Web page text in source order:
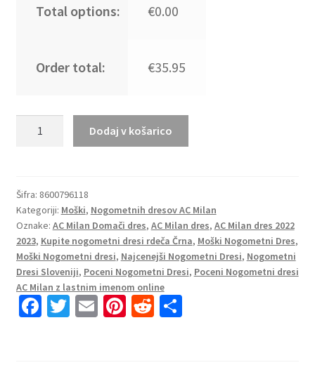
Total options: €0.00
Order total: €35.95
Milan
Gostujoči
2023
Kratek
Rokav
+
Kratke
hlače
Dodaj v košarico
Šifra: 8600796118
Kategoriji: Moški, Nogometnih dresov AC Milan
Oznake: AC Milan Domači dres, AC Milan dres, AC Milan dres 2022
2023, Kupite nogometni dresi rdeča Črna, Moški Nogometni Dres,
Moški Nogometni dresi, Najcenejši Nogometni Dresi, Nogometni
Dresi Sloveniji, Poceni Nogometni Dresi, Poceni Nogometni dresi
AC Milan z lastnim imenom online
Fa T E Pi R S